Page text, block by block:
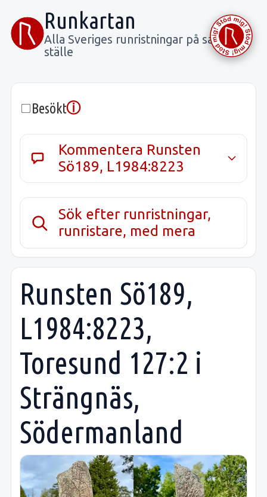
Runkartan
Alla Sveriges runristningar på samma
ställe
Besöktⓘ
Kommentera Runsten
Sö189, L1984:8223
Sök efter runristningar,
runristare, med mera
Runsten Sö189,
L1984:8223,
Toresund 127:2 i
Strängnäs,
Södermanland